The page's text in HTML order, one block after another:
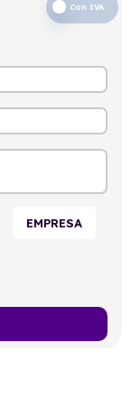
Con IVA
EMPRESA